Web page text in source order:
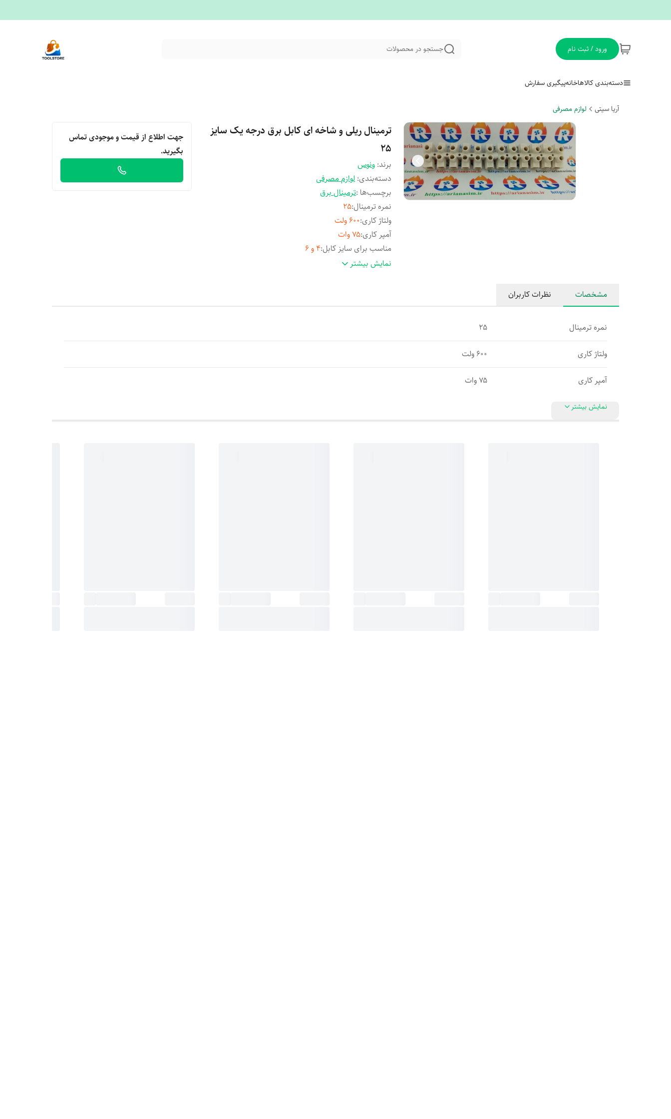
ورود / ثبت نام جستجو در محصولات
دسته‌بندی کالاهاخانهپیگیری سفارش
آریا سیتی لوازم مصرفی
ترمینال ریلی و شاخه ای کابل برق درجه یک سایز
۲۵
برند: ونوس
دسته‌بندی:لوازم مصرفی
برچسب‌ها :ترمینال برق
نمره ترمینال:۲۵
ولتاژ کاری:۶۰۰ ولت
آمپر کاری:۷۵ وات
مناسب برای سایز کابل:۴ و ۶
تعداد ترمینال در ریل
نمایش بیشتر
جهت اطلاع از قیمت و موجودی تماس
بگیرید.
مشخصات نظرات کاربران
نمره ترمینال ۲۵
ولتاژ کاری ۶۰۰ ولت
آمپر کاری ۷۵ وات
نمایش بیشتر